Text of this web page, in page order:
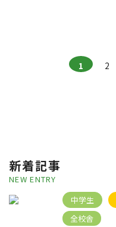
1 2
新着記事
NEW ENTRY
中学生
全校舎